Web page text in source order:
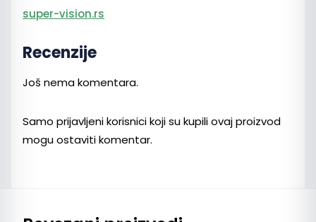
super-vision.rs
Recenzije
Još nema komentara.
Samo prijavljeni korisnici koji su kupili ovaj proizvod
mogu ostaviti komentar.